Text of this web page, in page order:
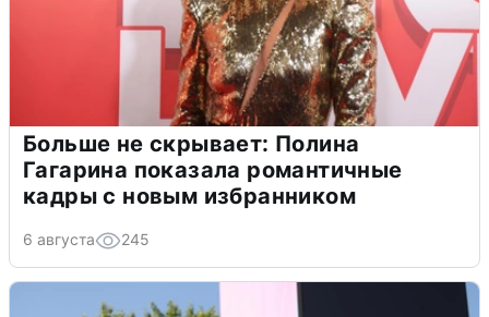
Больше не скрывает: Полина
Гагарина показала романтичные
кадры с новым избранником
6 августа 245